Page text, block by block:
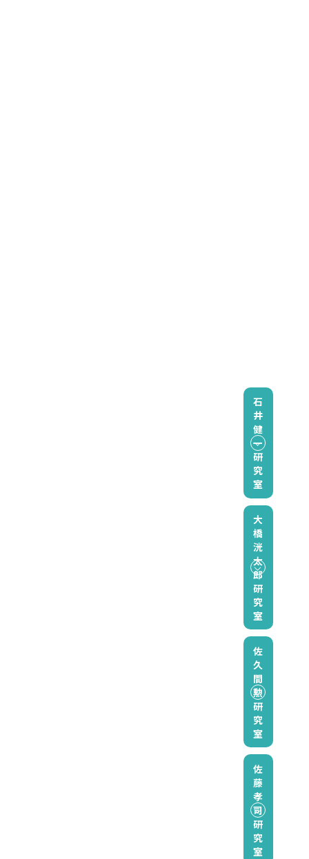
石
井
健
一
研
究
室
大
橋
洸
太
郎
研
究
室
佐
久
間
勲
研
究
室
佐
藤
孝
司
研
究
室